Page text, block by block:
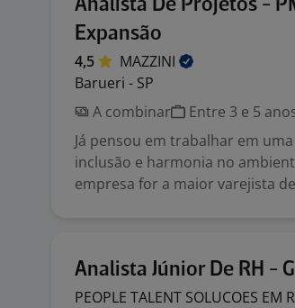
Analista De Projetos -
Expansão
4,5
MAZZINI
Barueri - SP
A combinar
Entre 3 e 5
Já pensou em trabalhar em
inclusão e harmonia no
empresa for a maior varejista
Analista Júnior De RH -
PEOPLE TALENT SOLUCOES EM